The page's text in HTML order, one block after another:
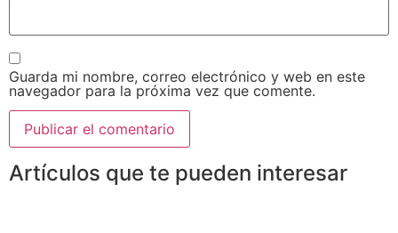
Guarda mi nombre, correo electrónico y web en este
navegador para la próxima vez que comente.
Artículos que te pueden interesar